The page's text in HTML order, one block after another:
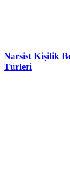
Narsist Kişilik
Türleri